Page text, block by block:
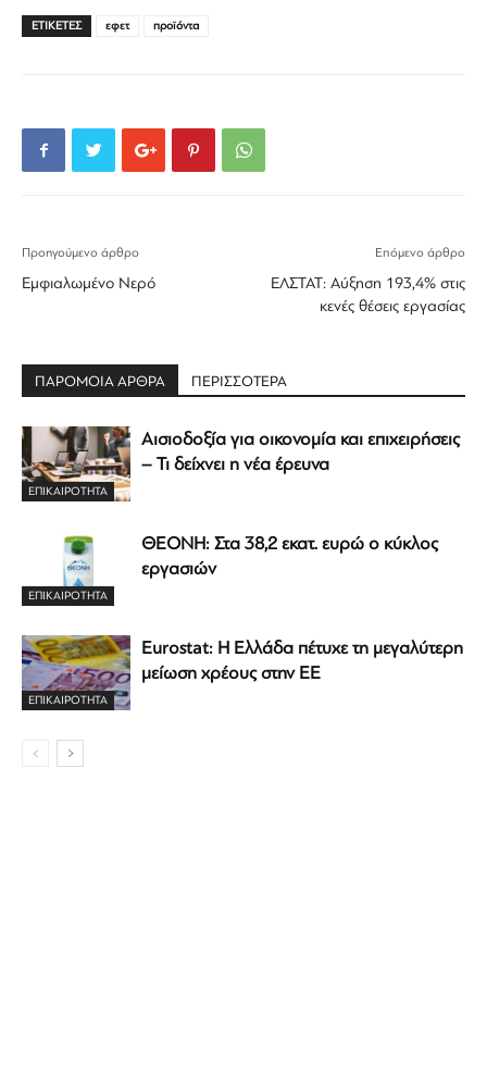
ΕΤΙΚΕΤΕΣ εφετ προϊόντα
Προηγούμενο άρθρο
Εμφιαλωμένο Nερό
Επόμενο άρθρο
ΕΛΣΤΑΤ: Αύξηση 193,4% στις
κενές θέσεις εργασίας
ΠΑΡΟΜΟΙΑ ΑΡΘΡΑ ΠΕΡΙΣΣΟΤΕΡΑ
ΕΠΙΚΑΙΡΟΤΗΤΑ
Αισιοδοξία για οικονομία και επιχειρήσεις
– Τι δείχνει η νέα έρευνα
ΕΠΙΚΑΙΡΟΤΗΤΑ
ΘΕΟΝΗ: Στα 38,2 εκατ. ευρώ ο κύκλος
εργασιών
ΕΠΙΚΑΙΡΟΤΗΤΑ
Eurostat: Η Ελλάδα πέτυχε τη μεγαλύτερη
μείωση χρέους στην ΕΕ